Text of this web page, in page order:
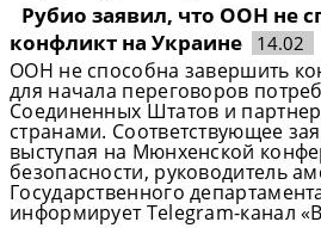
Рубио заявил, что ООН не
конфликт на Украине
14.02
ООН не способна завершить
для начала переговоров
Соединенных Штатов и
странами. Соответствующее
выступая на Мюнхенской
безопасности, руководитель
Государственного
информирует Telegram-канал